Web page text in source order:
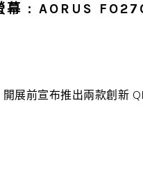
幕 : AORUS
展前宣布推出兩款創新